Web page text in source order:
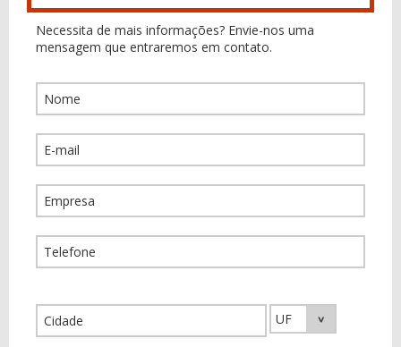
Necessita de mais informações? Envie-nos uma
mensagem que entraremos em contato.